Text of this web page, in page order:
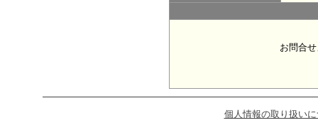
お問合
個人情報の取り扱い